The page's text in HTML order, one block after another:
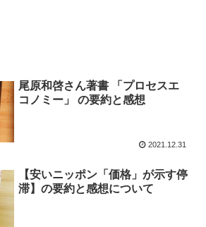
尾原和啓さん著書 「プロセスエ
コノミー」 の要約と感想
2021.12.31
【安いニッポン「価格」が示す停
滞】の要約と感想について